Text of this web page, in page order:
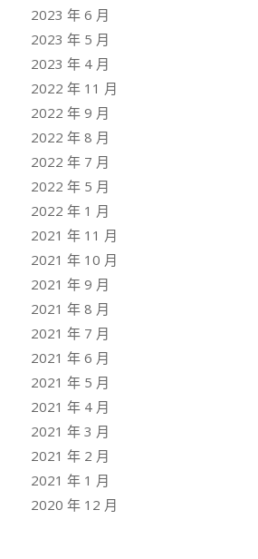
2023 年 6 月
2023 年 5 月
2023 年 4 月
2022 年 11 月
2022 年 9 月
2022 年 8 月
2022 年 7 月
2022 年 5 月
2022 年 1 月
2021 年 11 月
2021 年 10 月
2021 年 9 月
2021 年 8 月
2021 年 7 月
2021 年 6 月
2021 年 5 月
2021 年 4 月
2021 年 3 月
2021 年 2 月
2021 年 1 月
2020 年 12 月